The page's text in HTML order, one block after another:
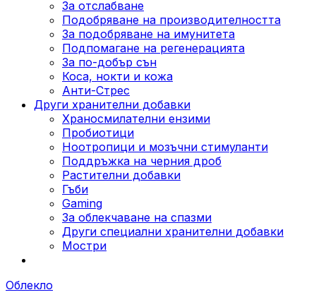
За отслабване
Подобряване на производителността
За подобряване на имунитета
Подпомагане на регенерацията
За по-добър сън
Коса, нокти и кожа
Анти-Стрес
Други хранителни добавки
Храносмилателни ензими
Пробиотици
Ноотропици и мозъчни стимуланти
Поддръжка на черния дроб
Растителни добавки
Гъби
Gaming
За облекчаване на спазми
Други специални хранителни добавки
Мостри
Облекло